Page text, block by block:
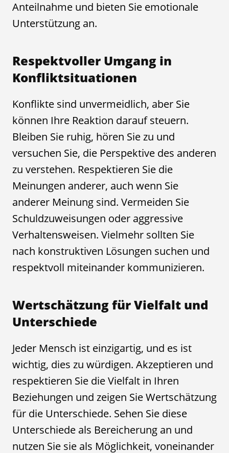
Anteilnahme und bieten Sie emotionale
Unterstützung an.
Respektvoller Umgang in
Konfliktsituationen
Konflikte sind unvermeidlich, aber Sie
können Ihre Reaktion darauf steuern.
Bleiben Sie ruhig, hören Sie zu und
versuchen Sie, die Perspektive des anderen
zu verstehen. Respektieren Sie die
Meinungen anderer, auch wenn Sie
anderer Meinung sind. Vermeiden Sie
Schuldzuweisungen oder aggressive
Verhaltensweisen. Vielmehr sollten Sie
nach konstruktiven Lösungen suchen und
respektvoll miteinander kommunizieren.
Wertschätzung für Vielfalt und
Unterschiede
Jeder Mensch ist einzigartig, und es ist
wichtig, dies zu würdigen. Akzeptieren und
respektieren Sie die Vielfalt in Ihren
Beziehungen und zeigen Sie Wertschätzung
für die Unterschiede. Sehen Sie diese
Unterschiede als Bereicherung an und
nutzen Sie sie als Möglichkeit, voneinander